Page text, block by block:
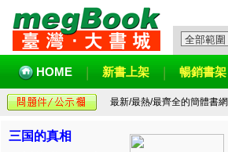
HOME 新書上架 暢銷書架
最新/最熱/最齊全的簡體書網
三国的真相